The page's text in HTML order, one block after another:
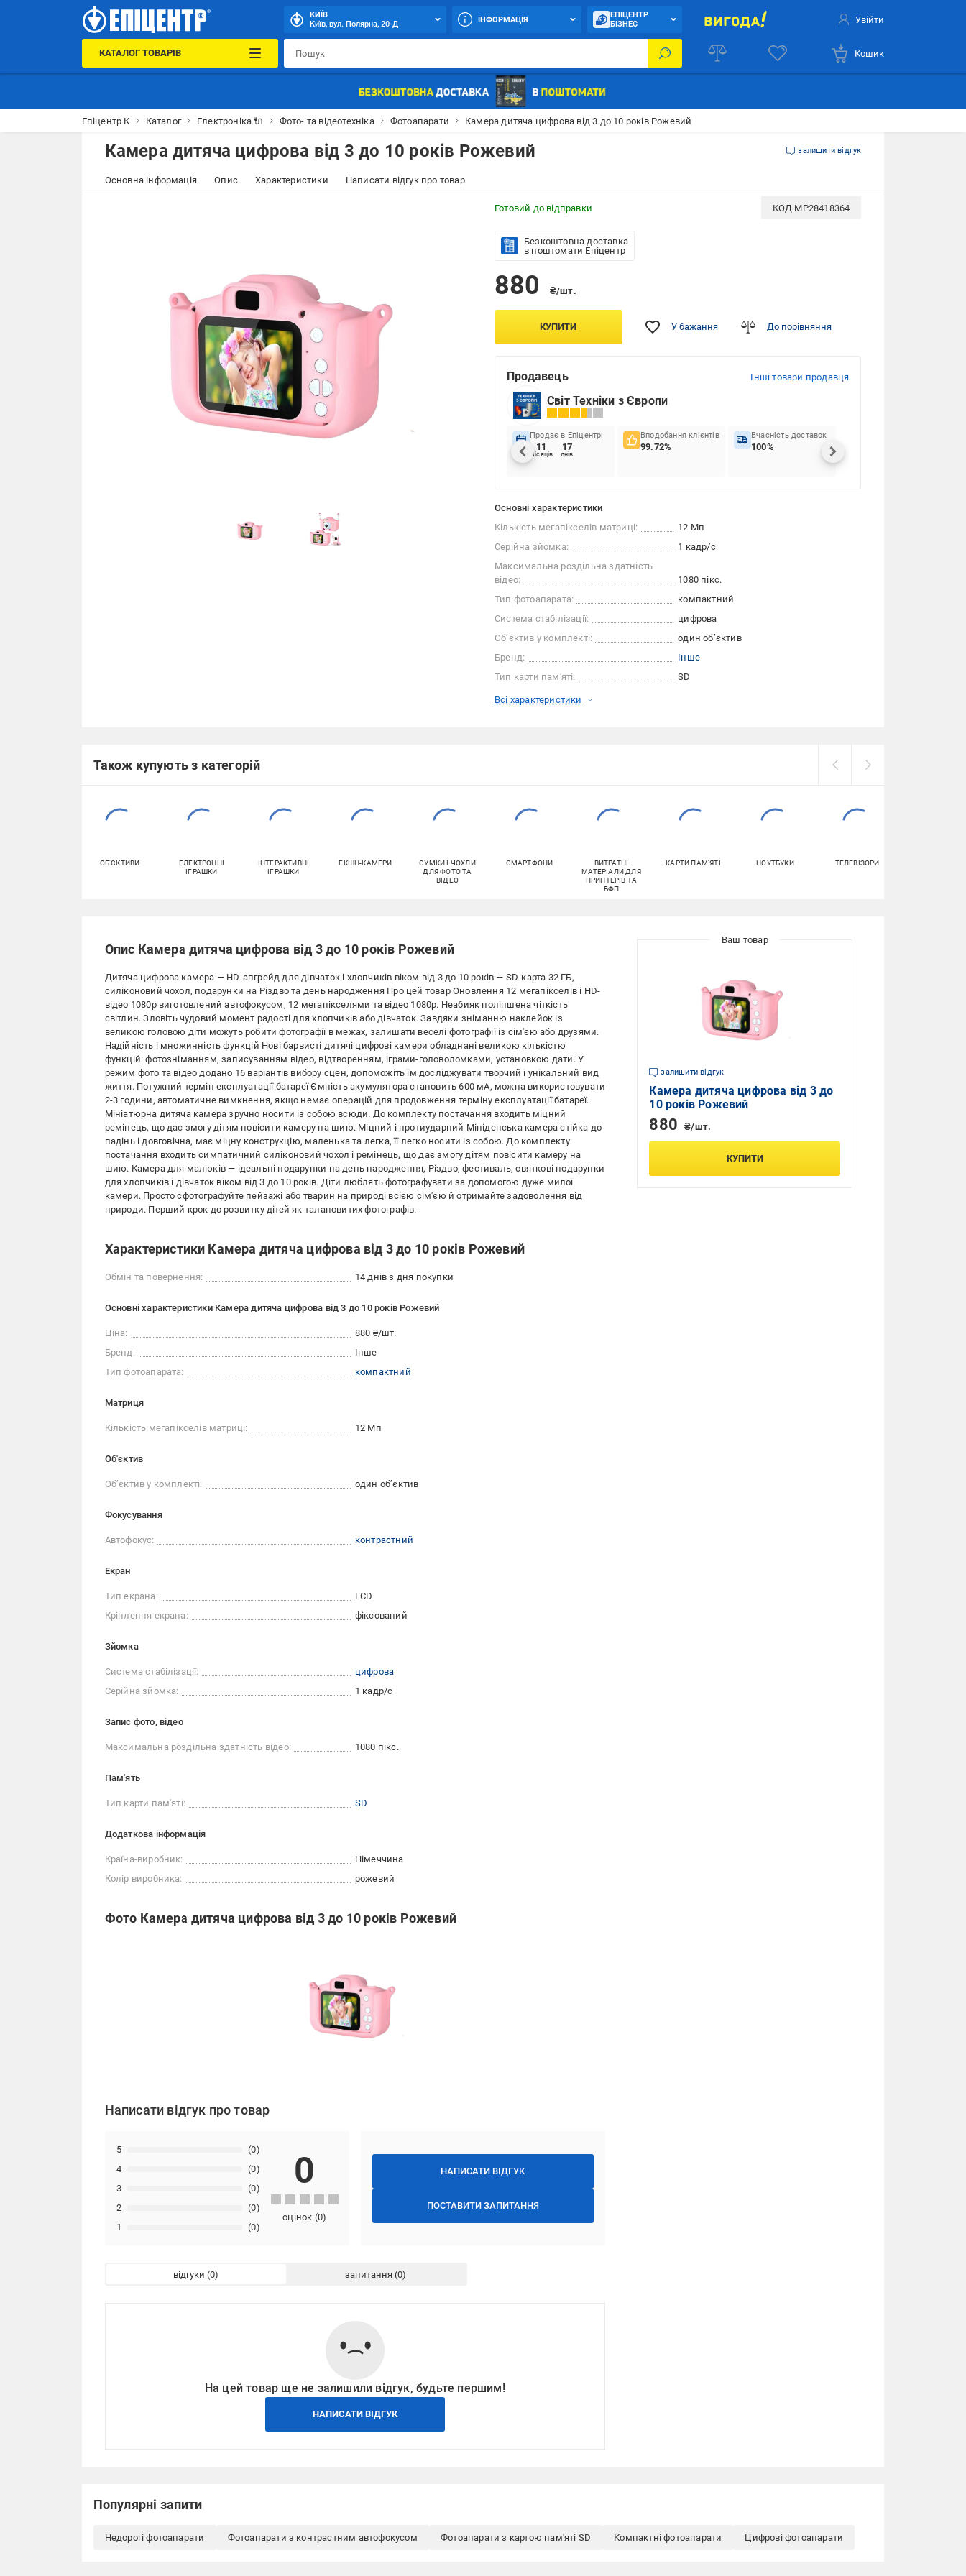
КИЇВ
Київ, вул. Полярна, 20-Д
ІНФОРМАЦІЯ
ЕПІЦЕНТР
БІЗНЕС
Увійти
КАТАЛОГ ТОВАРІВ Кошик
Епіцентр К Каталог Електроніка 🔌 Фото- та відеотехніка Фотоапарати Камера дитяча цифрова від 3 до 10 років Рожевий
Камера дитяча цифрова від 3 до 10 років Рожевий залишити відгук
Основна інформація Опис Характеристики Написати відгук про товар
Готовий до відправки КОД MP28418364
Безкоштовна доставка
в поштомати Епіцентр
880 ₴/шт.
КУПИТИ У бажання До порівняння
Продавець Інші товари продавця
Світ Техніки з Європи
Продає в Епіцентрі
11
місяців
17
днів
Вподобання клієнтів
99.72%
Вчасність доставок
100%
Основні характеристики
Кількість мегапікселів матриці:
12 Мп
Серійна зйомка:
1 кадр/с
Максимальна роздільна здатність
відео:
1080 пікс.
Тип фотоапарата:
компактний
Система стабілізації:
цифрова
Об’єктив у комплекті:
один об’єктив
Бренд:
Інше
Тип карти пам'яті:
SD
Всі характеристики
Також купують з категорій
ОБ'ЄКТИВИ
ЕЛЕКТРОННІ
ІГРАШКИ
ІНТЕРАКТИВНІ
ІГРАШКИ
ЕКШН-КАМЕРИ
СУМКИ І ЧОХЛИ
ДЛЯ ФОТО ТА
ВІДЕО
СМАРТФОНИ
ВИТРАТНІ
МАТЕРІАЛИ ДЛЯ
ПРИНТЕРІВ ТА
БФП
КАРТИ ПАМ'ЯТІ НОУТБУКИ ТЕЛЕВІЗОРИ
Опис Камера дитяча цифрова від 3 до 10 років Рожевий
Дитяча цифрова камера — HD-апгрейд для дівчаток і хлопчиків віком від 3 до 10 років — SD-карта 32 ГБ,
силіконовий чохол, подарунки на Різдво та день народження Про цей товар Оновлення 12 мегапікселів і HD-
відео 1080p виготовлений автофокусом, 12 мегапікселями та відео 1080p. Неабияк поліпшена чіткість
світлин. Зловіть чудовий момент радості для хлопчиків або дівчаток. Завдяки зніманню наклейок із
великою головою діти можуть робити фотографії в межах, залишати веселі фотографії із сім'єю або друзями.
Надійність і множинність функцій Нові барвисті дитячі цифрові камери обладнані великою кількістю
функцій: фотозніманням, записуванням відео, відтворенням, іграми-головоломками, установкою дати. У
режим фото та відео додано 16 варіантів вибору сцен, допоможіть їм досліджувати творчий і унікальний вид
життя. Потужний термін експлуатації батареї Ємність акумулятора становить 600 мА, можна використовувати
2-3 години, автоматичне вимкнення, якщо немає операцій для продовження терміну експлуатації батареї.
Мініатюрна дитяча камера зручно носити із собою всюди. До комплекту постачання входить міцний
ремінець, що дає змогу дітям повісити камеру на шию. Міцний і протиударний Мініденська камера стійка до
падінь і довговічна, має міцну конструкцію, маленька та легка, її легко носити із собою. До комплекту
постачання входить симпатичний силіконовий чохол і ремінець, що дає змогу дітям повісити камеру на
шию. Камера для малюків — ідеальні подарунки на день народження, Різдво, фестиваль, святкові подарунки
для хлопчиків і дівчаток віком від 3 до 10 років. Діти люблять фотографувати за допомогою дуже милої
камери. Просто сфотографуйте пейзажі або тварин на природі всією сім'єю й отримайте задоволення від
природи. Перший крок до розвитку дітей як талановитих фотографів.
Характеристики Камера дитяча цифрова від 3 до 10 років Рожевий
Обмін та повернення: 14 днів з дня покупки
Основні характеристики Камера дитяча цифрова від 3 до 10 років Рожевий
Ціна:
880 ₴/шт.
Бренд:
Інше
Тип фотоапарата:
компактний
Матриця
Кількість мегапікселів матриці: 12 Мп
Об'єктив
Об’єктив у комплекті: один об’єктив
Фокусування
Автофокус: контрастний
Екран
Тип екрана:
LCD
Кріплення екрана:
фіксований
Зйомка
Система стабілізації:
цифрова
Серійна зйомка:
1 кадр/с
Запис фото, відео
Максимальна роздільна здатність відео: 1080 пікс.
Пам'ять
Тип карти пам'яті: SD
Додаткова інформація
Країна-виробник:
Німеччина
Колір виробника:
рожевий
Фото Камера дитяча цифрова від 3 до 10 років Рожевий
Написати відгук про товар
НАПИСАТИ ВІДГУК
ПОСТАВИТИ ЗАПИТАННЯ
1 (0)
2 (0)
3 (0)
4 (0)
5 (0)
0
оцінок (0)
відгуки запитання
На цей товар ще не залишили відгук, будьте першим!
НАПИСАТИ ВІДГУК
залишити відгук
Камера дитяча цифрова від 3 до
10 років Рожевий
880 ₴/шт.
КУПИТИ
Популярні запити
Недорогі фотоапарати Фотоапарати з контрастним автофокусом Фотоапарати з картою пам'яті SD Компактні фотоапарати Цифрові фотоапарати